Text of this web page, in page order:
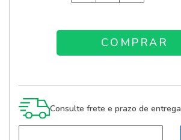
Consulte frete e prazo de entrega